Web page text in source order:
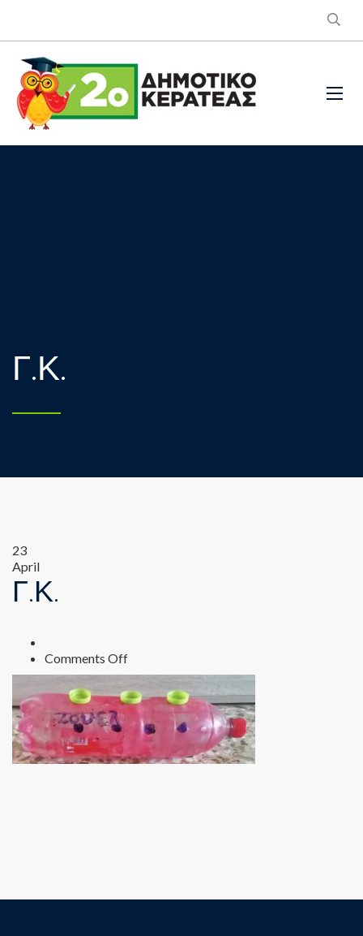
Γ.Κ.
23
April
Γ.Κ.
Comments Offon
Γ.Κ.